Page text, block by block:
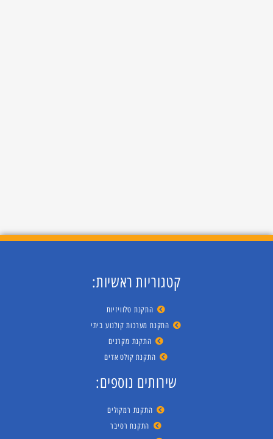
קטגוריות ראשיות:
התקנת טלוויזיות
התקנת מערכות קולנוע ביתי
התקנת מקרנים
התקנת קולט אדים
שירותים נוספים:
התקנת רמקולים
התקנת רסיבר